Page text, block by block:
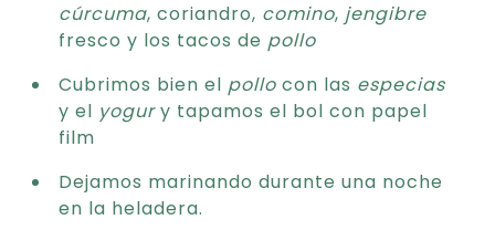
cúrcuma, coriandro, comino, jengibre
fresco y los tacos de pollo
Cubrimos bien el pollo con las especias
y el yogury tapamos el bol con papel
film
Dejamos marinando durante una noche
en la heladera.